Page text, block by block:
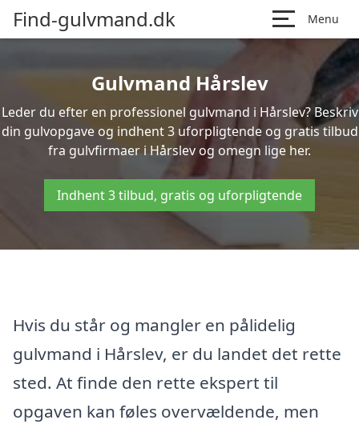
Find-gulvmand.dk Menu
Gulvmand Hårslev
Leder du efter en professionel gulvmand i Hårslev? Beskriv
din gulvopgave og indhent 3 uforpligtende og gratis tilbud
fra gulvfirmaer i Hårslev og omegn lige her.
Indhent 3 tilbud, gratis og uforpligtende
Hvis du står og mangler en pålidelig
gulvmand i Hårslev, er du landet det rette
sted. At finde den rette ekspert til
opgaven kan føles overvældende, men